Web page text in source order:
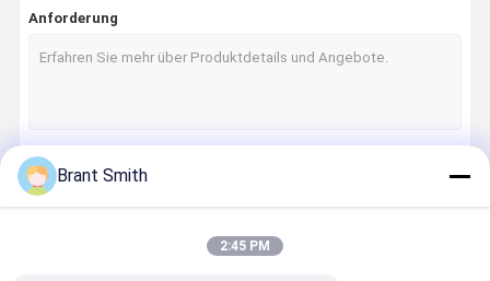
Elektronisches Laserziel
Mini Laser Modules
Diodenlasermodule
Laserleitungsgeneratoren
Anforderung
Brant Smith
2:45 PM